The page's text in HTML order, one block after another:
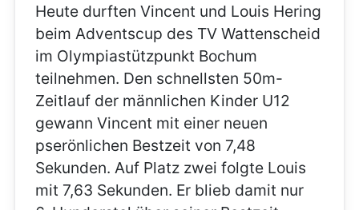
Heute durften Vincent und Louis Hering
beim Adventscup des TV Wattenscheid
im Olympiastützpunkt Bochum
teilnehmen. Den schnellsten 50m-
Zeitlauf der männlichen Kinder U12
gewann Vincent mit einer neuen
pserönlichen Bestzeit von 7,48
Sekunden. Auf Platz zwei folgte Louis
mit 7,63 Sekunden. Er blieb damit nur